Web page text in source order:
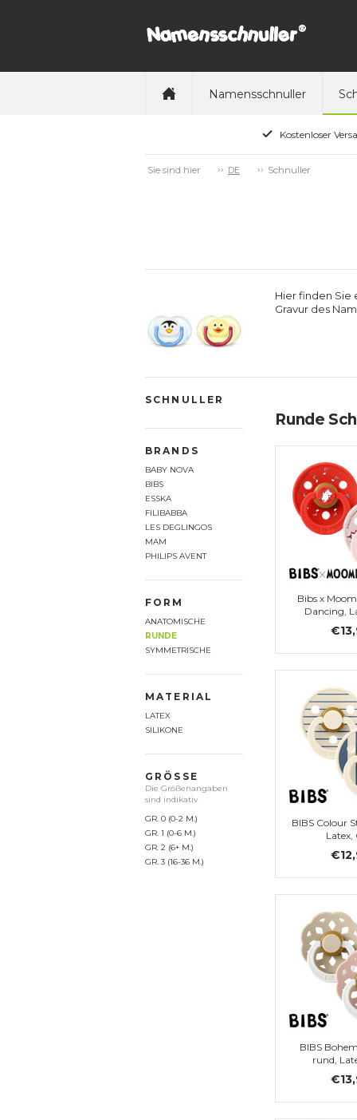
Namensschnuller
Kostenloser
Sie sind hier DE Schnuller
Hier finden Sie
Gravur des
SCHNULLER
BRANDS
BABY NOVA
BIBS
ESSKA
FILIBABBA
LES DEGLINGOS
MAM
PHILIPS AVENT
FORM
ANATOMISCHE
RUNDE
SYMMETRISCHE
MATERIAL
LATEX
SILIKONE
GRÖSSE
Die Größenangaben
sind indikativ
GR. 0 (0-2 M.)
GR. 1 (0-6 M.)
GR. 2 (6+ M.)
GR. 3 (16-36 M.)
Runde
Bibs x
Dancing,
BIBS Colour
Latex,
BIBS
rund,